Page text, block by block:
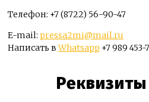
Телефон: +7 (8722) 56-90-47
E-mail: pressa2mi@mail.ru
Написать вWhatsapp +7 989
Реквизиты